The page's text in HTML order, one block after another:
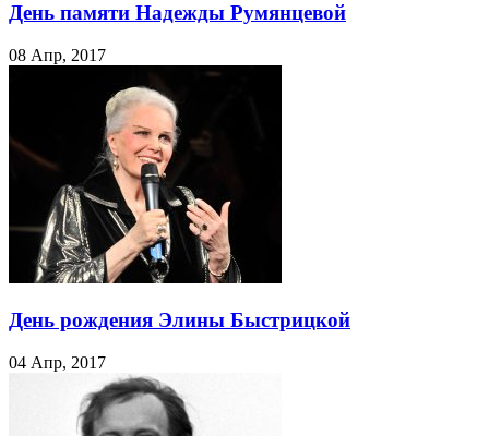
День памяти Надежды Румянцевой
08 Апр, 2017
День рождения Элины Быстрицкой
04 Апр, 2017